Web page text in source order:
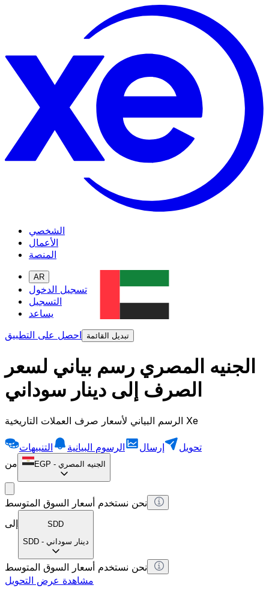
الشخصي
الأعمال
المنصة
AR
تسجيل الدخول
التسجيل
يساعد
احصل على التطبيق
تبديل القائمة
الجنيه المصري رسم بياني لسعر
الصرف إلى دينار سوداني
الرسم البياني لأسعار صرف العملات التاريخية Xe
تحويل إرسال الرسوم البيانية
التنبيهات
من
EGP - الجنيه المصري
نحن نستخدم أسعار السوق المتوسط
إلى
SDD
SDD - دينار سوداني
نحن نستخدم أسعار السوق المتوسط
مشاهدة عرض التحويل